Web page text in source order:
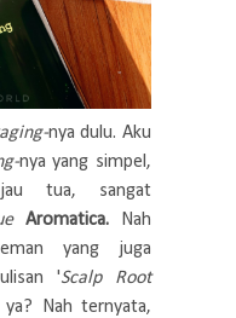
nya dulu. Aku
nya yang simpel,
tua, sangat
Aromatica.
Nah
yang juga
'Scalp Root
ya? Nah ternyata,